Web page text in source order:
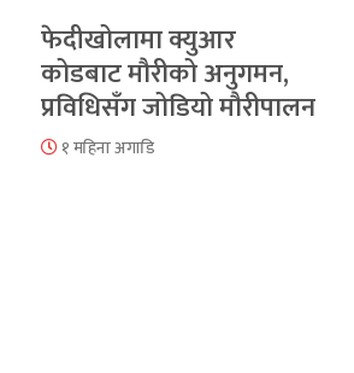
फेदीखोलामा क्युआर
कोडबाट मौरीको अनुगमन,
प्रविधिसँग जोडियो मौरीपालन
१ महिना अगाडि